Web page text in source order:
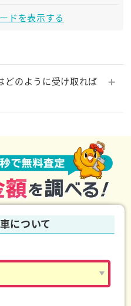
ドを表示する
どのように受け取れば
取ることが可能です。
について